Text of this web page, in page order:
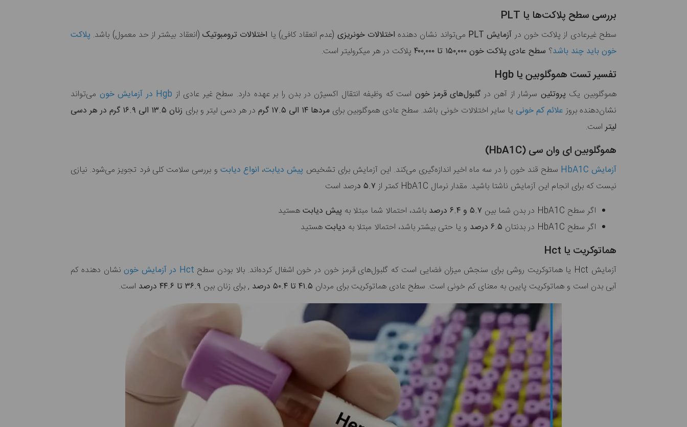
بررسی سطح پلاکت‌ها یا PLT
سطح غیرعادی از پلاکت خون درآزمایش PLT می‌تواند نشان دهنده اختلالات خونریزی (عدم انعقاد کافی) یا اختلالات ترومبوتیک (انعقاد بیشتر از حد معمول) باشد. پلاکت
خون باید چند باشد؟ سطح عادی پلاکت خون ۱۵۰,۰۰۰ تا ۴۰۰,۰۰۰ پلاکت در هر میکرولیتر است.
تفسیر تست هموگلوبین یا Hgb
هموگلوبین یک پروتئین سرشار از آهن در گلبول‌های قرمز خوناست که وظیفه انتقال اکسیژن در بدن را بر عهده دارد. سطح غیر عادی از Hgb در آزمایش خون
می‌تواند
نشان‌دهنده بروزعلائم کم خونی یا سایر اختلالات خونی باشد. سطح عادی هموگلوبین برای مردها ۱۴ الی ۱۷.۵ گرم در هر دسی لیتر و برای
زنان ۱۳.۵ الی ۱۶.۹ گرم در هر دسی
لیتراست.
هموگلوبین ای وان سی (HbA1C)
آزمایش HbA1C سطح قند خون را در سه ماه اخیر اندازه‌گیری می‌کند. این آزمایش برای تشخیص پیش دیابت، انواع دیابت و بررسی سلامت کلی فرد تجویز می‌شود. نیازی
نیست که برای انجام این آزمایش ناشتا باشید. مقدار نرمال HbA1C کمتر از ۵.۷ د
رصد است
اگر سطح HbA1C در بدن شما بین
۵.۷ و ۶.۴ درصد باشد، احتمالا شما مبتلا به پیش دیابتهستید
اگر سطح HbA1C در بدنتان
۶.۵ درصد و یا حتی بیشتر باشد، احتمالا مبتلا به دیابتهستید
هماتوکریت یا Hct
آزمایش Hct یا هماتوکریت روشی برای سنجش میزان فضایی است که گلبول‌های قرمز خون در خون اشغال کرده‌اند. بالا بودن سطح
نشان دهنده کم
آبی بدن است و هماتوکریت پایین به معنای کم خونی است. سطح عادی هماتوکریت برای مردان , برای زنان بین است.